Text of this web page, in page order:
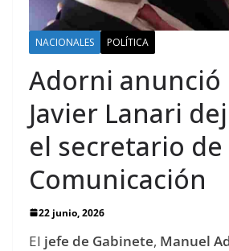
NACIONALES POLÍTICA
Adorni anunció
Javier Lanari
el secretario de
Comunicación
22 junio, 2026
El jefe de Gabinete, Manuel